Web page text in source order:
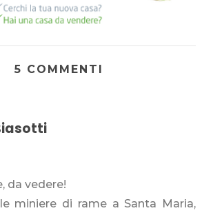
5 COMMENTI
da vedere!
miniere di rame a Santa Maria,